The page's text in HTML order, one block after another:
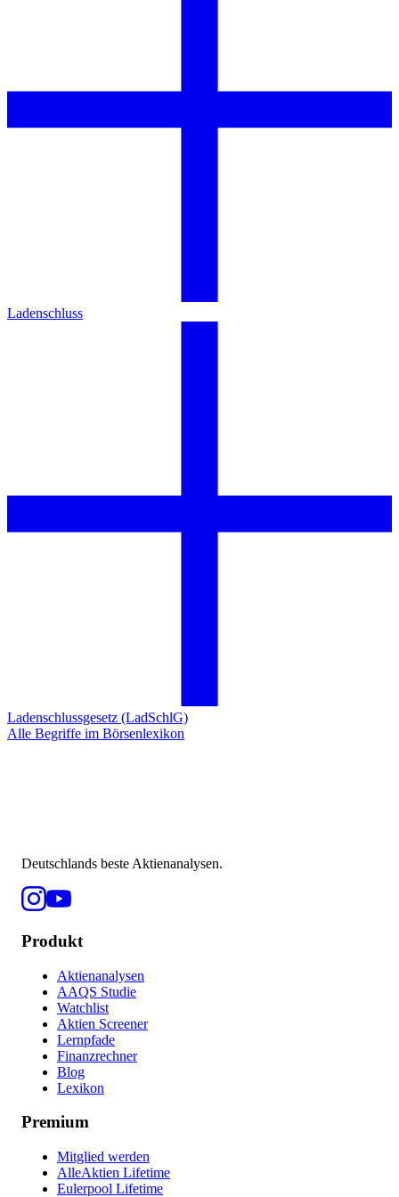
Ladenschluss
Ladenschlussgesetz (LadSchlG)
Alle Begriffe im Börsenlexikon
Deutschlands beste Aktienanalysen.
Produkt
Aktienanalysen
AAQS Studie
Watchlist
Aktien Screener
Lernpfade
Finanzrechner
Blog
Lexikon
Premium
Mitglied werden
AlleAktien Lifetime
Eulerpool Lifetime